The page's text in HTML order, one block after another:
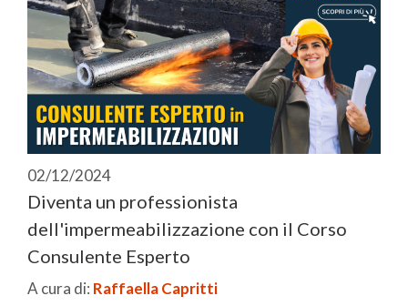
02/12/2024
Diventa un professionista
dell'impermeabilizzazione con il Corso
Consulente Esperto
A cura di: Raffaella Capritti